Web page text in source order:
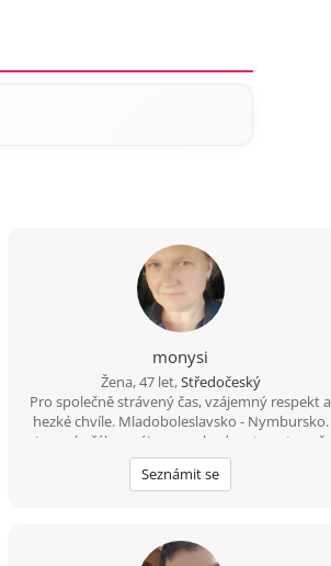
monysi
Žena, 47 let,Středočeský
Pro společně strávený čas, vzájemný respekt a
hezké chvíle. Mladoboleslavsko - Nymbursko.
Jen nekuřák se zájmem vybudovat postupně
vážný vztah. Zodpovědnost a otevřenost.
Seznámit se